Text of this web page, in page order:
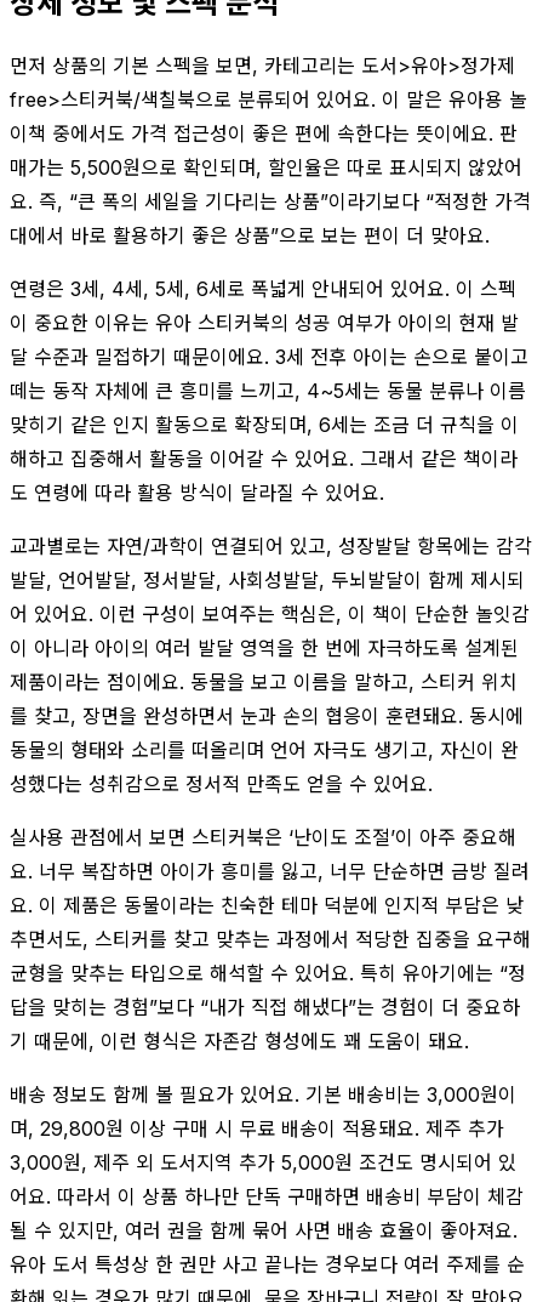
먼저 상품의 기본 스펙을 보면, 카테고리는 도서>유아>정가제
free>스티커북/색칠북으로 분류되어 있어요. 이 말은 유아용 놀
이책 중에서도 가격 접근성이 좋은 편에 속한다는 뜻이에요. 판
매가는 5,500원으로 확인되며, 할인율은 따로 표시되지 않았어
요. 즉, “큰 폭의 세일을 기다리는 상품”이라기보다 “적정한 가격
대에서 바로 활용하기 좋은 상품”으로 보는 편이 더 맞아요.
연령은 3세, 4세, 5세, 6세로 폭넓게 안내되어 있어요. 이 스펙
이 중요한 이유는 유아 스티커북의 성공 여부가 아이의 현재 발
달 수준과 밀접하기 때문이에요. 3세 전후 아이는 손으로 붙이고
떼는 동작 자체에 큰 흥미를 느끼고, 4~5세는 동물 분류나 이름
맞히기 같은 인지 활동으로 확장되며, 6세는 조금 더 규칙을 이
해하고 집중해서 활동을 이어갈 수 있어요. 그래서 같은 책이라
도 연령에 따라 활용 방식이 달라질 수 있어요.
교과별로는 자연/과학이 연결되어 있고, 성장발달 항목에는 감각
발달, 언어발달, 정서발달, 사회성발달, 두뇌발달이 함께 제시되
어 있어요. 이런 구성이 보여주는 핵심은, 이 책이 단순한 놀잇감
이 아니라 아이의 여러 발달 영역을 한 번에 자극하도록 설계된
제품이라는 점이에요. 동물을 보고 이름을 말하고, 스티커 위치
를 찾고, 장면을 완성하면서 눈과 손의 협응이 훈련돼요. 동시에
동물의 형태와 소리를 떠올리며 언어 자극도 생기고, 자신이 완
성했다는 성취감으로 정서적 만족도 얻을 수 있어요.
실사용 관점에서 보면 스티커북은 ‘난이도 조절’이 아주 중요해
요. 너무 복잡하면 아이가 흥미를 잃고, 너무 단순하면 금방 질려
요. 이 제품은 동물이라는 친숙한 테마 덕분에 인지적 부담은 낮
추면서도, 스티커를 찾고 맞추는 과정에서 적당한 집중을 요구해
균형을 맞추는 타입으로 해석할 수 있어요. 특히 유아기에는 “정
답을 맞히는 경험”보다 “내가 직접 해냈다”는 경험이 더 중요하
기 때문에, 이런 형식은 자존감 형성에도 꽤 도움이 돼요.
배송 정보도 함께 볼 필요가 있어요. 기본 배송비는 3,000원이
며, 29,800원 이상 구매 시 무료 배송이 적용돼요. 제주 추가
3,000원, 제주 외 도서지역 추가 5,000원 조건도 명시되어 있
어요. 따라서 이 상품 하나만 단독 구매하면 배송비 부담이 체감
될 수 있지만, 여러 권을 함께 묶어 사면 배송 효율이 좋아져요.
유아 도서 특성상 한 권만 사고 끝나는 경우보다 여러 주제를 순